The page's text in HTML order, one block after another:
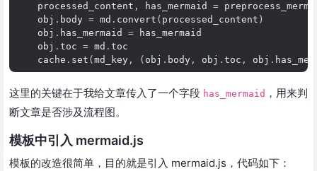
processed_content , has_mermaid =
obj . body = md . convert ( processed_content )
obj . has_mermaid =
has_mermaid
obj . toc = md . toc
cache . set ( md_key , ( obj . body , obj . toc , obj .
这里的关键在于我给文章传入了一个字段 has_mermaid ，用来判
断文章是否涉及流程图。
模板中引入 mermaid.js
模板的改造很简单，目的就是引入 mermaid.js，代码如下：